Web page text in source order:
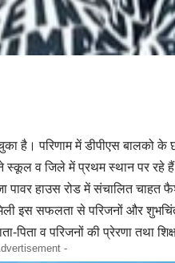
चुका है। परिणाम में डीपीएस बालको
स्कूल व जिले में प्रथम स्थान पर रहे
पावर हाउस रोड में संचालित
इस सफलता से परिजनों और
व परिजनों की प्रेरणा तथा
-